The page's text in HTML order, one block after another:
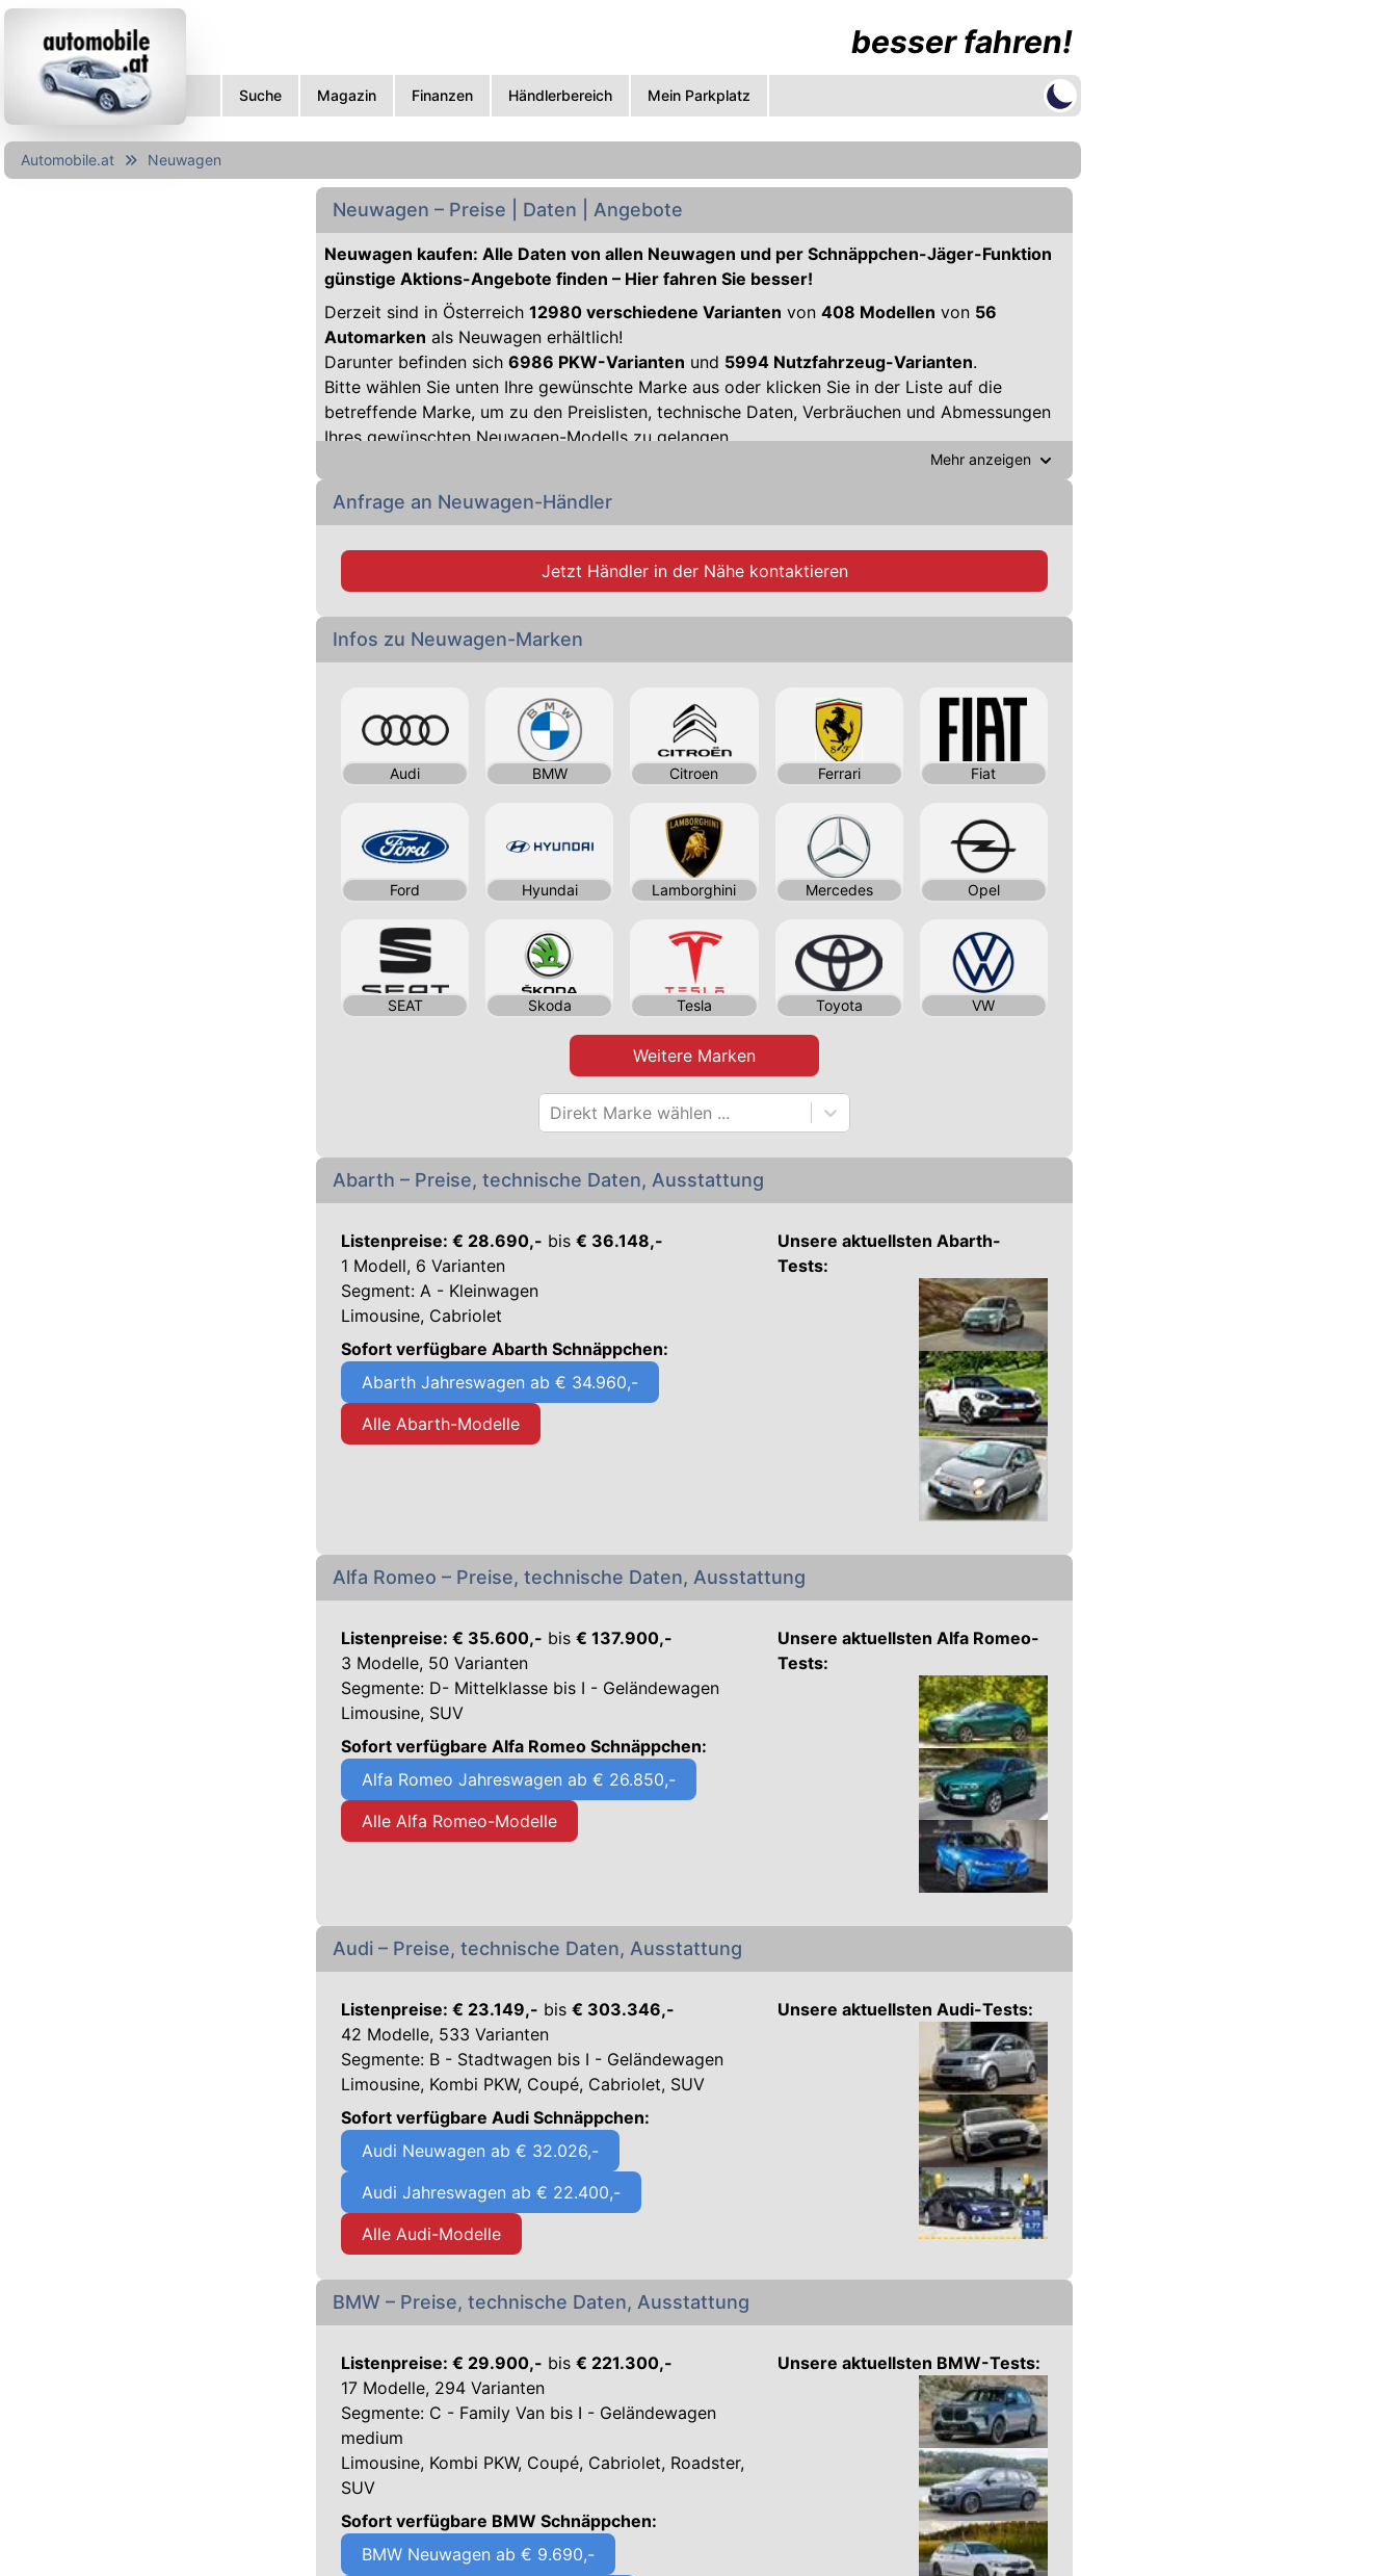
besser fahren!
Suche Magazin Finanzen Händlerbereich Mein Parkplatz
Automobile.at Neuwagen
Neuwagen – Preise | Daten | Angebote
Neuwagen kaufen: Alle Daten von allen Neuwagen und per Schnäppchen-Jäger-Funktion
günstige Aktions-Angebote finden – Hier fahren Sie besser!
Derzeit sind in Österreich 12980 verschiedene Varianten von 408 Modellen von 56
Automarken als Neuwagen erhältlich!
Darunter befinden sich 6986 PKW-Varianten und 5994 Nutzfahrzeug-Varianten.
Bitte wählen Sie unten Ihre gewünschte Marke aus oder klicken Sie in der Liste auf die
betreffende Marke, um zu den Preislisten, technische Daten, Verbräuchen und Abmessungen
Ihres gewünschten Neuwagen-Modells zu gelangen.
Mehr anzeigen
Anfrage an Neuwagen-Händler
Jetzt Händler in der Nähe kontaktieren
Infos zu Neuwagen-Marken
Audi BMW Citroen Ferrari Fiat
Ford Hyundai Lamborghini Mercedes Opel
SEAT Skoda Tesla Toyota VW
Weitere Marken
Direkt Marke wählen ...
Abarth – Preise, technische Daten, Ausstattung
Listenpreise: € 28.690,- bis € 36.148,-
1 Modell, 6 Varianten
Segment: A - Kleinwagen
Limousine, Cabriolet
Unsere aktuellsten Abarth-
Tests:
Sofort verfügbare Abarth Schnäppchen:
Abarth Jahreswagen ab € 34.960,-
Alle Abarth-Modelle
Alfa Romeo – Preise, technische Daten, Ausstattung
Listenpreise: € 35.600,- bis € 137.900,-
3 Modelle, 50 Varianten
Segmente: D- Mittelklasse bis I - Geländewagen
Limousine, SUV
Unsere aktuellsten Alfa Romeo-
Tests:
Sofort verfügbare Alfa Romeo Schnäppchen:
Alfa Romeo Jahreswagen ab € 26.850,-
Alle Alfa Romeo-Modelle
Audi – Preise, technische Daten, Ausstattung
Listenpreise: € 23.149,- bis € 303.346,-
42 Modelle, 533 Varianten
Segmente: B - Stadtwagen bis I - Geländewagen
Limousine, Kombi PKW, Coupé, Cabriolet, SUV
Unsere aktuellsten Audi-Tests:
Sofort verfügbare Audi Schnäppchen:
Audi Neuwagen ab € 32.026,-
Audi Jahreswagen ab € 22.400,-
Alle Audi-Modelle
BMW – Preise, technische Daten, Ausstattung
Listenpreise: € 29.900,- bis € 221.300,-
17 Modelle, 294 Varianten
Segmente: C - Family Van bis I - Geländewagen
medium
Limousine, Kombi PKW, Coupé, Cabriolet, Roadster,
SUV
Unsere aktuellsten BMW-Tests:
Sofort verfügbare BMW Schnäppchen:
BMW Neuwagen ab € 9.690,-